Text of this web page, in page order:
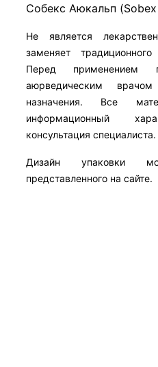
Собекс Аюкальп
Не является
заменяет
Перед применением
аюрведическим
назначения. Все
информационный
консультация специалиста.
Дизайн упаковки
представленного на сайте.